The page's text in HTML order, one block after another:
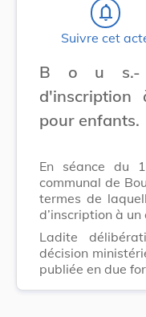
notifications_none
Suivre cet
B o u s.-
pour enfants.
En séance du
communal de
termes de
d’inscription à
Ladite
décision
publiée en due